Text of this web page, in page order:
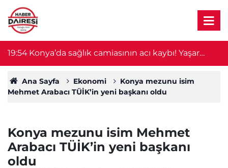
19:54 Konya’da sağlık camiasının acı kaybı! Yaşar
Ulutaş hayatını kaybetti
Ana Sayfa Ekonomi
Konya mezunu isim
Mehmet Arabacı TÜİK’in yeni başkanı oldu
Konya mezunu isim Mehmet
Arabacı TÜİK’in yeni başkanı
oldu